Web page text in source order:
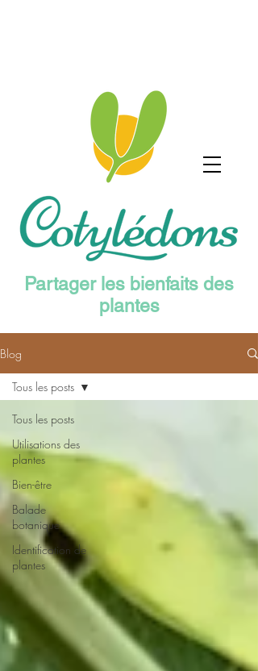
Partager les bienfaits des
plantes
Blog
Tous les posts
Utilisations des
plantes
Bien-être
Balade
botanique
Identification de
plantes
Tous les posts